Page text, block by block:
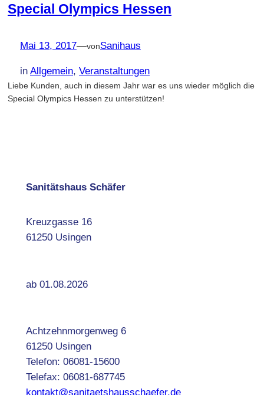
Special Olympics Hessen
Mai 13, 2017—vonSanihaus
in Allgemein, Veranstaltungen
Liebe Kunden, auch in diesem Jahr war es uns wieder möglich die
Special Olympics Hessen zu unterstützen!
Sanitätshaus Schäfer
Kreuzgasse 16
61250 Usingen
ab 01.08.2026
Achtzehnmorgenweg 6
61250 Usingen
Telefon: 06081-15600
Telefax: 06081-687745
kontakt@sanitaetshausschaefer.de